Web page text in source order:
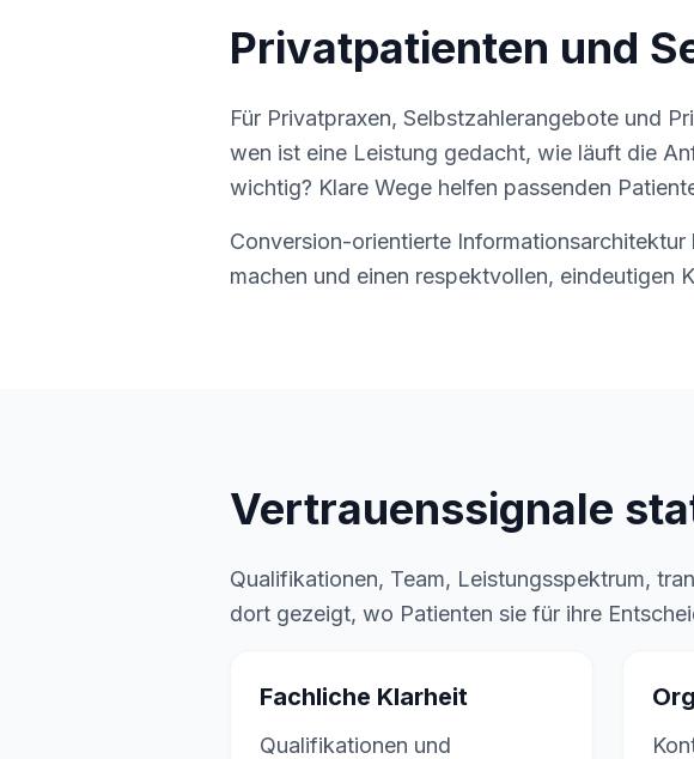
Privatpatienten und
Für Privatpraxen, Selbstzahlerangebote und
wen ist eine Leistung gedacht, wie läuft die
wichtig? Klare Wege helfen passenden
Conversion-orientierte
machen und einen respektvollen, eindeutigen
Vertrauenssignale
Qualifikationen, Team, Leistungsspektrum,
dort gezeigt, wo Patienten sie für ihre
Fachliche Klarheit
Qualifikationen und